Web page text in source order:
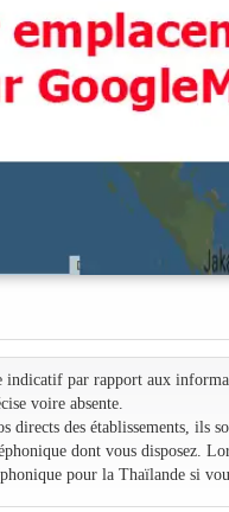
par rapport aux
voire absente.
directs des établissements,
dont vous disposez.
pour la Thaïlande si